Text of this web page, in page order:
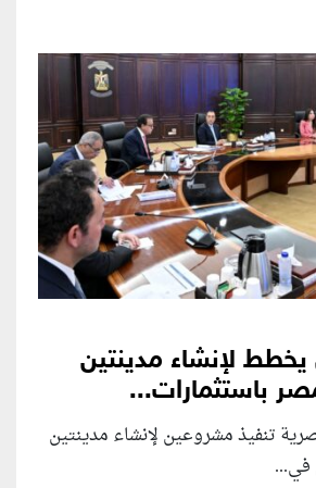
لإنشاء مدينتين
باستثمارات...
تنفيذ مشروعين لإنشاء مدينتين
في...